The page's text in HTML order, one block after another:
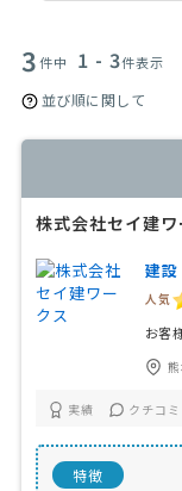
3件中 1 - 3件表示
並び順に関して
株式会社セイ建ワ
建
人気
お客
実績 クチコミ
特徴